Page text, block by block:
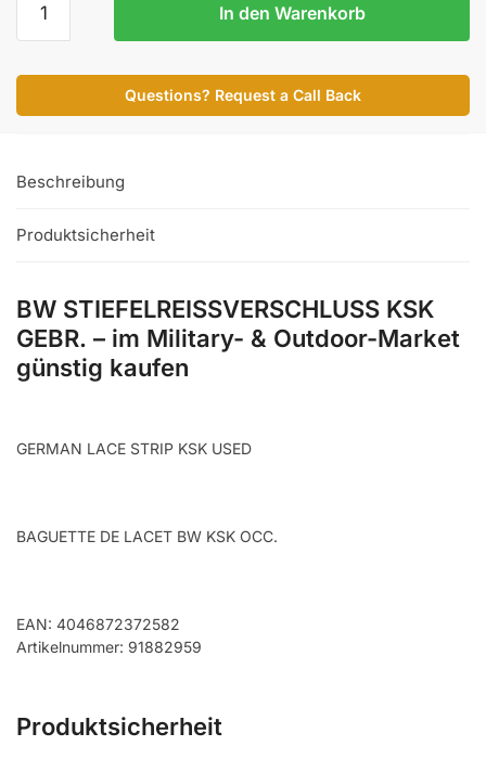
STIEFELREISSVERSCHLUSS
GEBR.
In den Warenkorb
Questions? Request a Call Back
Beschreibung
Produktsicherheit
BW STIEFELREISSVERSCHLUSS KSK
GEBR. – im Military- & Outdoor-Market
günstig kaufen
GERMAN LACE STRIP KSK USED
BAGUETTE DE LACET BW KSK OCC.
EAN: 4046872372582
Artikelnummer: 91882959
Produktsicherheit